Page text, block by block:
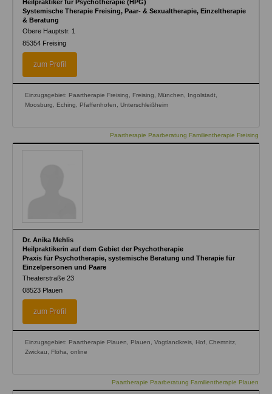
Heilpraktiker für Psychotherapie (HPG)
Systemische Therapie Freising, Paar- & Sexualtherapie, Einzeltherapie
& Beratung
Obere Hauptstr. 1
85354 Freising
zum Profil
Einzugsgebiet: Paartherapie Freising, Freising, München, Ingolstadt,
Moosburg, Eching, Pfaffenhofen, Unterschleißheim
Paartherapie Paarberatung Familientherapie Freising
Dr. Anika Mehlis
Heilpraktikerin auf dem Gebiet der Psychotherapie
Praxis für Psychotherapie, systemische Beratung und Therapie für
Einzelpersonen und Paare
Theaterstraße 23
08523 Plauen
zum Profil
Einzugsgebiet: Paartherapie Plauen, Plauen, Vogtlandkreis, Hof, Chemnitz,
Zwickau, Flöha, online
Paartherapie Paarberatung Familientherapie Plauen